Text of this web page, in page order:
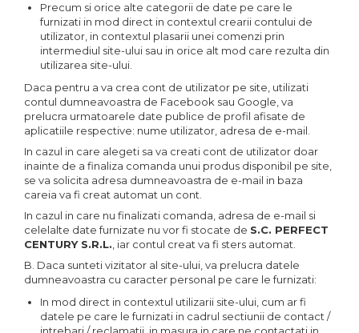
Precum si orice alte categorii de date pe care le
furnizati in mod direct in contextul crearii contului de
utilizator, in contextul plasarii unei comenzi prin
intermediul site-ului sau in orice alt mod care rezulta din
utilizarea site-ului.
Daca pentru a va crea cont de utilizator pe site, utilizati
contul dumneavoastra de Facebook sau Google, va
prelucra urmatoarele date publice de profil afisate de
aplicatiile respective: nume utilizator, adresa de e-mail.
In cazul in care alegeti sa va creati cont de utilizator doar
inainte de a finaliza comanda unui produs disponibil pe site,
se va solicita adresa dumneavoastra de e-mail in baza
careia va fi creat automat un cont.
In cazul in care nu finalizati comanda, adresa de e-mail si
celelalte date furnizate nu vor fi stocate de S.C. PERFECT
CENTURY S.R.L., iar contul creat va fi sters automat.
B. Daca sunteti vizitator al site-ului, va prelucra datele
dumneavoastra cu caracter personal pe care le furnizati:
In mod direct in contextul utilizarii site-ului, cum ar fi
datele pe care le furnizati in cadrul sectiunii de contact /